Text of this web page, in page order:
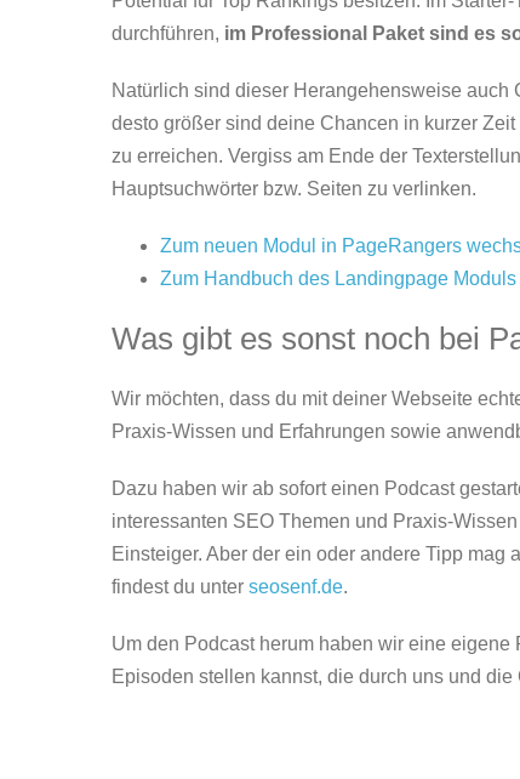
durchführen, im Professional Paket sind es
Natürlich sind dieser Herangehensweise
desto größer sind deine Chancen in kurzer
zu erreichen. Vergiss am Ende der
Hauptsuchwörter bzw. Seiten zu verlinken.
Zum neuen Modul in PageRangers
Zum Handbuch des Landingpage Moduls
Was gibt es sonst noch bei
Wir möchten, dass du mit deiner Webseite
Praxis-Wissen und Erfahrungen sowie
Dazu haben wir ab sofort einen Podcast
interessanten SEO Themen und Praxis-
Einsteiger. Aber der ein oder andere Tipp
findest du unter seosenf.de.
Um den Podcast herum haben wir eine
Episoden stellen kannst, die durch uns und